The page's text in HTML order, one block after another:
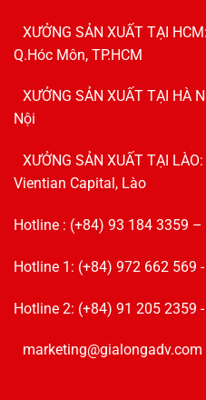
XƯỞNG SẢN XUẤT TẠI
Q.Hóc Môn, TP.HCM
XƯỞNG SẢN XUẤT TẠI HÀ
Nội
XƯỞNG SẢN XUẤT TẠI
Vientian Capital, Lào
Hotline : (+84) 93 184 3359
Hotline 1: (+84) 972 662 569
Hotline 2: (+84) 91 205 2359
marketing@gialongadv.com